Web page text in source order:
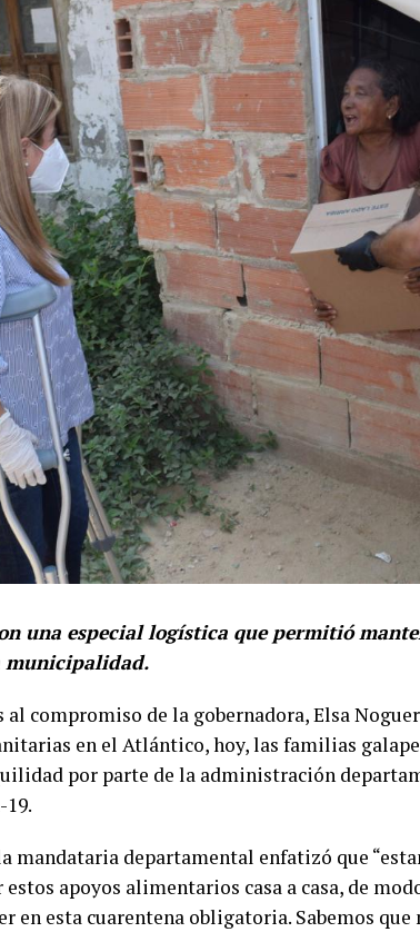
una especial logística que permitió
municipalidad.
al compromiso de la gobernadora, Elsa
en el Atlántico, hoy, las familias
por parte de la administración
mandataria departamental enfatizó que
estos apoyos alimentarios casa a casa, de
en esta cuarentena obligatoria. Sabemos